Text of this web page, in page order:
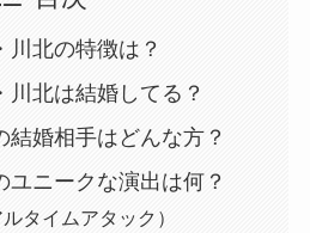
川北の特徴は？
川北は結婚してる？
結婚相手はどんな方？
ユニークな演出は何？
タイムアタック）